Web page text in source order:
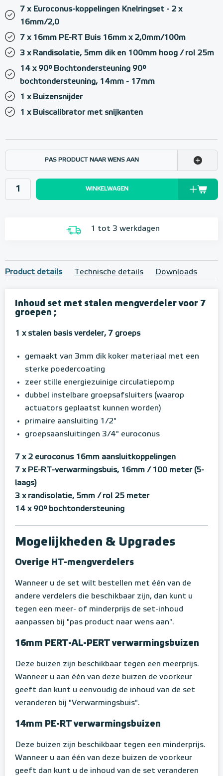
7 x Euroconus-koppelingen Knelringset - 2 x
16mm/2,0
7 x 16mm PE-RT Buis 16mm x 2,0mm/100m
3 x Randisolatie, 5mm dik en 100mm hoog / rol 25m
14 x 90° Bochtondersteuning 90°
bochtondersteuning, 14mm - 17mm
1 x Buizensnijder
1 x Buiscalibrator met snijkanten
PAS PRODUCT NAAR WENS AAN
WINKELWAGEN
1 tot 3 werkdagen
Product details Technische details Downloads
Inhoud set met stalen mengverdeler voor 7
groepen ;
1 x stalen basis verdeler, 7 groeps
gemaakt van 3mm dik koker materiaal met een
sterke poedercoating
zeer stille energiezuinige circulatiepomp
dubbel instelbare groepsafsluiters (waarop
actuators geplaatst kunnen worden)
primaire aansluiting 1/2"
groepsaansluitingen 3/4" euroconus
7 x 2 euroconus 16mm aansluitkoppelingen
7 x PE-RT-verwarmingsbuis, 16mm / 100 meter (5-
laags)
3 x randisolatie, 5mm / rol 25 meter
14 x 90° bochtondersteuning
Mogelijkheden & Upgrades
Overige HT-mengverdelers
Wanneer u de set wilt bestellen met één van de
andere verdelers die beschikbaar zijn, dan kunt u
tegen een meer- of minderprijs de set-inhoud
aanpassen bij "pas product naar wens aan".
16mm PERT-AL-PERT verwarmingsbuizen
Deze buizen zijn beschikbaar tegen een meerprijs.
Wanneer u aan één van deze buizen de voorkeur
geeft dan kunt u eenvoudig de inhoud van de set
veranderen bij "Verwarmingsbuis".
14mm PE-RT verwarmingsbuizen
Deze buizen zijn beschikbaar tegen een minderprijs.
Wanneer u aan één van deze buizen de voorkeur
geeft dan kunt u de inhoud van de set veranderen